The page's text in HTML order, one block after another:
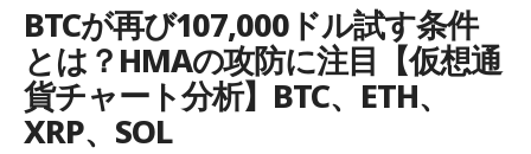
BTCが再び107,000ドル試す条件
とは？HMAの攻防に注目【仮想通
貨チャート分析】BTC、ETH、
XRP、SOL